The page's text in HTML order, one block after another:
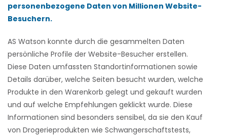
personenbezogene Daten von Millionen Website-
Besuchern.
AS Watson konnte durch die gesammelten Daten
persönliche Profile der Website-Besucher erstellen.
Diese Daten umfassten Standortinformationen sowie
Details darüber, welche Seiten besucht wurden, welche
Produkte in den Warenkorb gelegt und gekauft wurden
und auf welche Empfehlungen geklickt wurde. Diese
Informationen sind besonders sensibel, da sie den Kauf
von Drogerieprodukten wie Schwangerschaftstests,